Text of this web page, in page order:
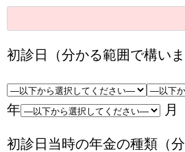
初診日（分かる範囲で構いま
年 月
初診日当時の年金の種類（